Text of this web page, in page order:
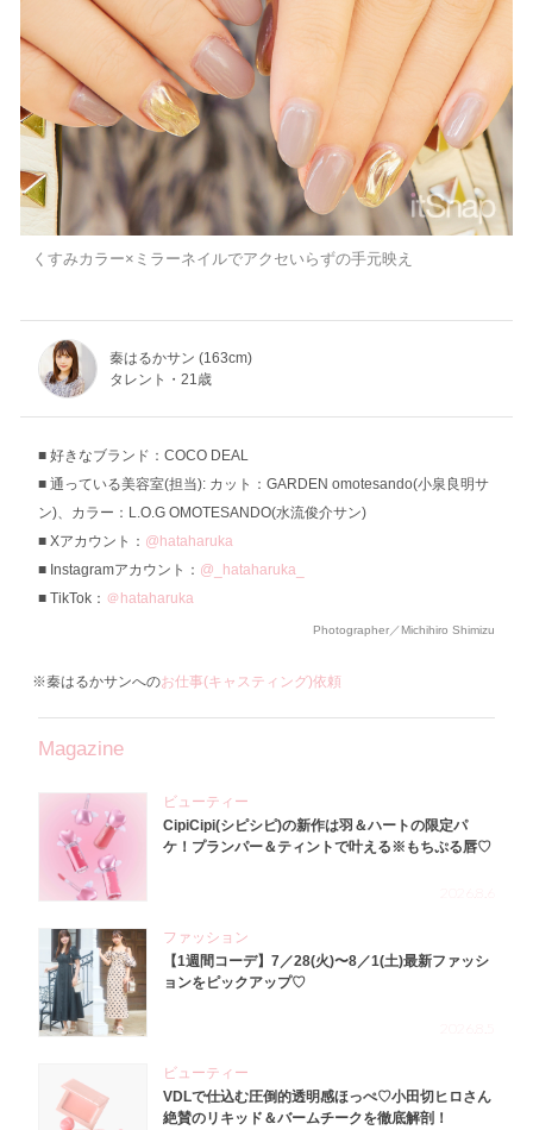
くすみカラー×ミラーネイルでアクセいらずの手元映え
秦はるかサン (163cm)
タレント・21歳
好きなブランド：COCO DEAL
通っている美容室(担当): カット：GARDEN omotesando(小泉良明サ
ン)、カラー：L.O.G OMOTESANDO(水流俊介サン)
Xアカウント： @hataharuka
Instagramアカウント： @_hataharuka_
TikTok： ＠hataharuka
Photographer／Michihiro Shimizu
※秦はるかサンへのお仕事(キャスティング)依頼
Magazine
ビューティー
CipiCipi(シピシピ)の新作は羽＆ハートの限定パ
ケ！プランパー＆ティントで叶える※もちぷる唇♡
ファッション
【1週間コーデ】7／28(火)〜8／1(土)最新ファッシ
ョンをピックアップ♡
ビューティー
VDLで仕込む圧倒的透明感ほっぺ♡小田切ヒロさん
絶賛のリキッド＆バームチークを徹底解剖！